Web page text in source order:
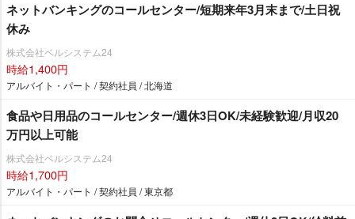
ネットバンキングのコールセンター/短期来年3月末まで/土日祝
休み
株式会社ベルシステム24
時給1,400円
アルバイト・パート / 契約社員 / 北海道
食品や日用品のコールセンター/週休3日OK/未経験歓迎/月収20
万円以上可能
株式会社ベルシステム24
時給1,700円
アルバイト・パート / 契約社員 / 東京都